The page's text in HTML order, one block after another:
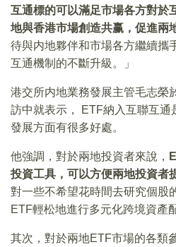
互通標的可以滿足市場各方對於
地與香港市場創造共赢，促進兩
待與内地夥伴和市場各方繼續攜
互通機制的不斷升級。」
港交所内地業務發展主管毛志榮
訪中就表示， ETF納入互聯互通
發展方面有很多好處。
他強調，對於兩地投資者來說，
投資工具，可以方便兩地投資者
對一些不希望花時間去研究個股
ETF輕松地進行多元化跨境資產
其次，對於兩地ETF市場的各類